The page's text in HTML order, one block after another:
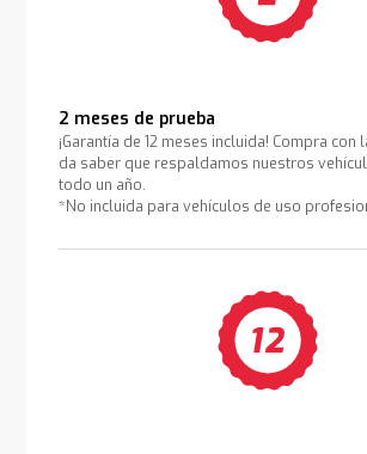
2 meses de prueba
¡Garantía de 12 meses incluida! Compra con
da saber que respaldamos nuestros
todo un año.
*No incluida para vehículos de uso